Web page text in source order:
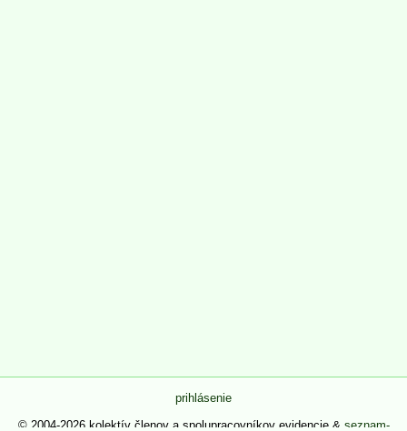
prihlásenie
© 2004-2026 kolektív členov a spolupracovníkov evidencie & seznam-